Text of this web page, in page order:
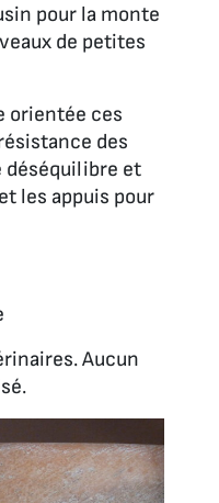
pour la monte
de petites
orientée ces
des
déséquilibre et
les appuis pour
Aucun